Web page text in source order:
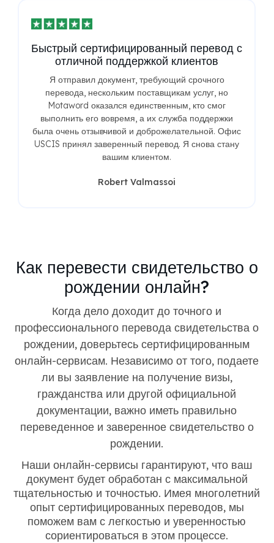
Быстрый сертифицированный перевод с
отличной поддержкой клиентов
Я отправил документ, требующий срочного
перевода, нескольким поставщикам услуг, но
Motaword оказался единственным, кто смог
выполнить его вовремя, а их служба поддержки
была очень отзывчивой и доброжелательной. Офис
USCIS принял заверенный перевод. Я снова стану
вашим клиентом.
Robert Valmassoi
Как перевести свидетельство о
рождении онлайн?
Когда дело доходит до точного и
профессионального перевода свидетельства о
рождении, доверьтесь сертифицированным
онлайн-сервисам. Независимо от того, подаете
ли вы заявление на получение визы,
гражданства или другой официальной
документации, важно иметь правильно
переведенное и заверенное свидетельство о
рождении.
Наши онлайн-сервисы гарантируют, что ваш
документ будет обработан с максимальной
тщательностью и точностью. Имея многолетний
опыт сертифицированных переводов, мы
поможем вам с легкостью и уверенностью
сориентироваться в этом процессе.